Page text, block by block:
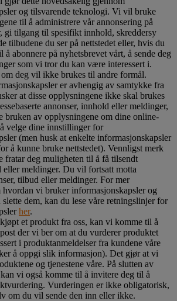
og tilsvarende teknologi. Vi vil bruke
til å administrere vår annonsering på
gi tilgang til spesifikt innhold, skreddersy
tilbudene du ser på nettstedet eller, hvis du
å abonnere på nyhetsbrevet vårt, å sende deg
som vi tror du kan være interessert i.
deg vil ikke brukes til andre formål.
er avhengig av samtykke fra
at disse opplysningene ikke skal brukes
annonser, innhold eller meldinger,
bruken av opplysningene om dine online-
velge dine innstillinger for
(men husk at enkelte informasjonskapsler
å kunne bruke nettstedet). Vennligst merk
fratar deg muligheten til å få tilsendt
eller meldinger. Du vil fortsatt motta
tilbud eller meldinger. For mer
vi bruker informasjonskapsler og
dem, kan du lese våre retningslinjer for
her.
et produkt fra oss, kan vi komme til å
der vi ber om at du vurderer produktet
i produktanmeldelser fra kundene våre
å oppgi slik informasjon). Det gjør at vi
og tjenestene våre. På slutten av
vi også komme til å invitere deg til å
Vurderingen er ikke obligatorisk,
om du vil sende den inn eller ikke.